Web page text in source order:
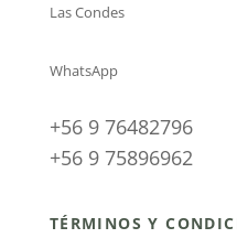
Las Condes
WhatsApp
+56 9 76482796
+56 9 75896962
TÉRMINOS Y